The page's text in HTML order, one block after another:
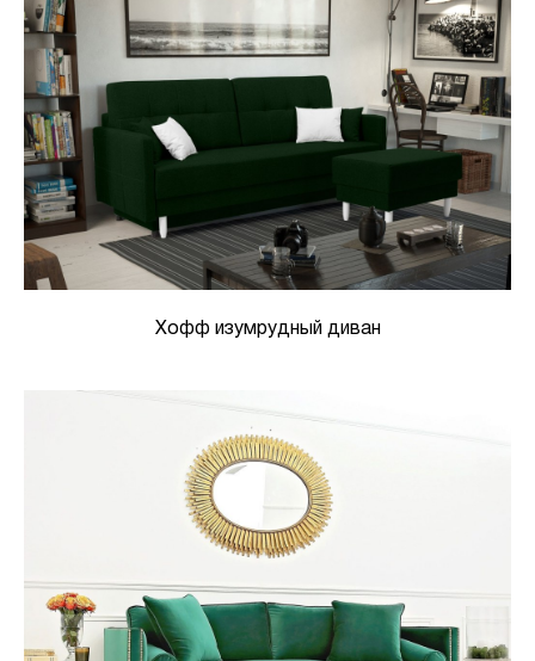
Хофф изумрудный диван